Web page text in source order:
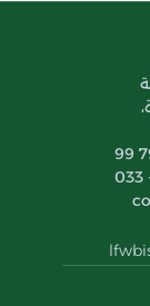
99
033